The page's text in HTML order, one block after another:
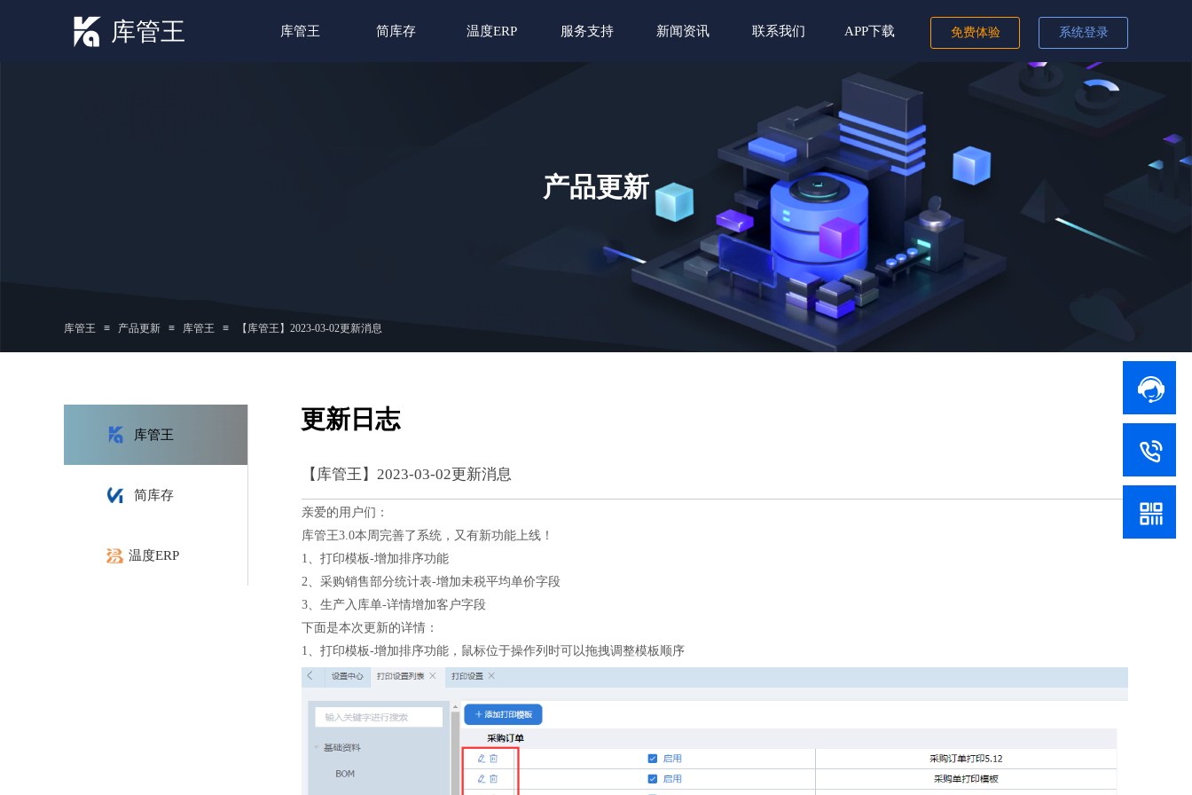
库管王 免费体验
库管王 简库存 温度ERP 服务支持 新闻资讯 联系我们 APP下载 系统登录
产品更新
库管王 ≡ 产品更新 ≡ 库管王 ≡ 【库管王】2023-03-02更新消息
更新日志
库管王
简库存
温度ERP
【库管王】2023-03-02更新消息
亲爱的用户们：
库管王3.0本周完善了系统，又有新功能上线！
1、打印模板-增加排序功能
2、采购销售部分统计表-增加未税平均单价字段
3、生产入库单-详情增加客户字段
下面是本次更新的详情：
1、打印模板-增加排序功能，鼠标位于操作列时可以拖拽调整模板顺序